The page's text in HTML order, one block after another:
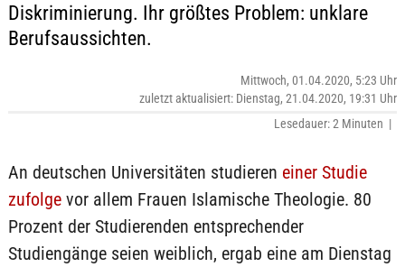
Diskriminierung. Ihr größtes Problem: unklare
Berufsaussichten.
Mittwoch, 01.04.2020, 5:23 Uhr
zuletzt aktualisiert: Dienstag, 21.04.2020, 19:31 Uhr
Lesedauer: 2 Minuten |
An deutschen Universitäten studieren einer Studie
zufolgevor allem Frauen Islamische Theologie. 80
Prozent der Studierenden entsprechender
Studiengänge seien weiblich, ergab eine am Dienstag